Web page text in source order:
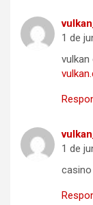
1 de
vulkan
1 de
casino